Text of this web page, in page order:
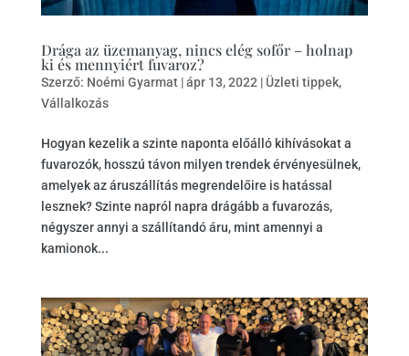
Drága az üzemanyag, nincs elég sofőr – holnap
ki és mennyiért fuvaroz?
Szerző: Noémi Gyarmat|ápr 13, 2022 | Üzleti tippek,
Vállalkozás
Hogyan kezelik a szinte naponta előálló kihívásokat a
fuvarozók, hosszú távon milyen trendek érvényesülnek,
amelyek az áruszállítás megrendelőire is hatással
lesznek? Szinte napról napra drágább a fuvarozás,
négyszer annyi a szállítandó áru, mint amennyi a
kamionok...